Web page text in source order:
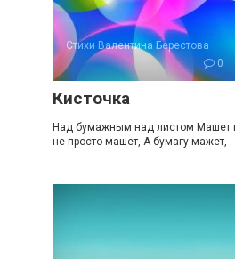
Стихи Валентина Берестова
0
Кисточка
Над бумажным над листом Машет
не просто машет, А бумагу мажет,